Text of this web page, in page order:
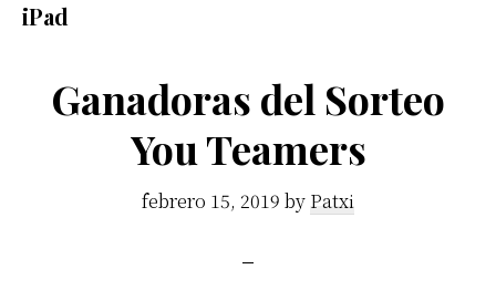
iPad
Ganadoras del Sorteo
You Teamers
febrero 15, 2019 by Patxi